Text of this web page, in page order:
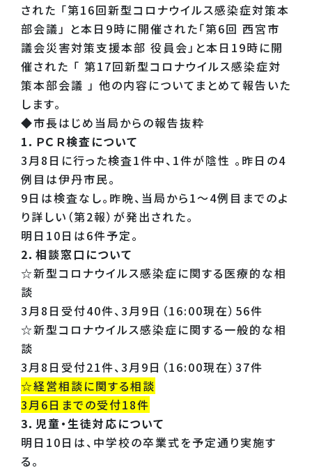
された 「第16回新型コロナウイルス感染症対策本
部会議」 と本日9時に開催された「第6回 西宮市
議会災害対策支援本部 役員会」と本日19時に開
催された 「 第17回新型コロナウイルス感染症対
策本部会議 」 他の内容についてまとめて報告いた
します。
◆市長はじめ当局からの報告抜粋
1．ＰＣＲ検査について
3月8日に行った検査1件中、1件が陰性 。昨日の4
例目は伊丹市民。
9日は検査なし。昨晩、当局から1～4例目までのよ
り詳しい（第2報）が発出された。
明日10日は6件予定。
2．相談窓口について
☆新型コロナウイルス感染症に関する医療的な相
談
3月8日受付40件、3月9日（16:00現在）56件
☆新型コロナウイルス感染症に関する一般的な相
談
3月8日受付21件、3月9日（16:00現在）37件
☆経営相談に関する相談
3月6日までの受付18件
3．児童・生徒対応について
明日10日は、中学校の卒業式を予定通り実施す
る。